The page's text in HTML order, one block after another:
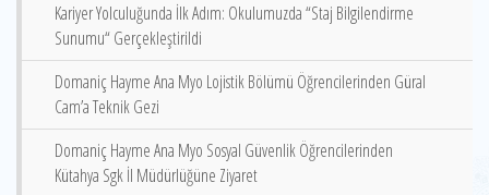
Kariyer Yolculuğunda İlk Adım: Okulumuzda “Staj Bilgilendirme
Sunumu“ Gerçekleştirildi
Domaniç Hayme Ana Myo Lojistik Bölümü Öğrencilerinden Güral
Cam’a Teknik Gezi
Domaniç Hayme Ana Myo Sosyal Güvenlik Öğrencilerinden
Kütahya Sgk İl Müdürlüğüne Ziyaret